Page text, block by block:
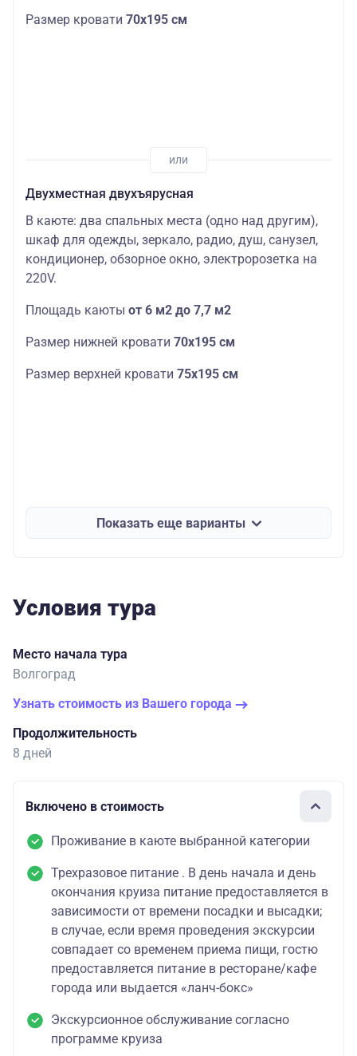
Размер кровати 70х195 см
Двухместная двухъярусная
В каюте: два спальных места (одно над другим),
шкаф для одежды, зеркало, радио, душ, санузел,
кондиционер, обзорное окно, электророзетка на
220V.
Площадь каюты от 6 м2 до 7,7 м2
Размер нижней кровати 70х195 см
Размер верхней кровати 75х195 см
Показать еще варианты
Условия тура
Место начала тура
Волгоград
Узнать стоимость из Вашего города
Продолжительность
8 дней
Включено в стоимость
Проживание в каюте выбранной категории
Трехразовое питание . В день начала и день
окончания круиза питание предоставляется в
зависимости от времени посадки и высадки;
в случае, если время проведения экскурсии
совпадает со временем приема пищи, гостю
предоставляется питание в ресторане/кафе
города или выдается «ланч-бокс»
Экскурсионное обслуживание согласно
программе круиза